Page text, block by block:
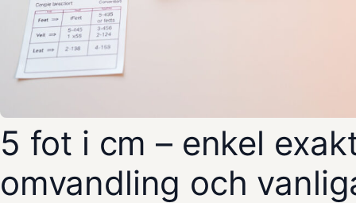
5 fot i cm – enkel
omvandling och